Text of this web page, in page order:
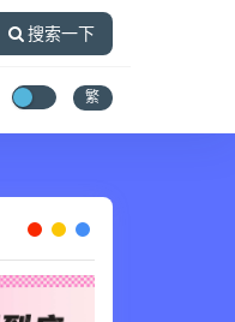
搜索一下
繁